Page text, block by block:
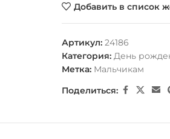
Добавить в список
Артикул:24186
Категория: День
Метка: Мальчикам
Поделиться: